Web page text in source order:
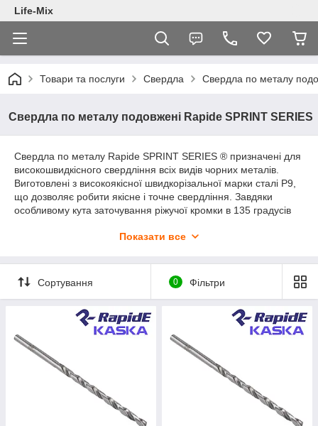
Life-Mix
Товари та послуги Свердла Свердла по металу
Свердла по металу подовжені Rapide SPRINT SERIES
Свердла по металу Rapide SPRINT SERIES ® призначені для
високошвидкісного свердління всіх видів чорних металів.
Виготовлені з високоякісної швидкорізальної марки сталі Р9,
що дозволяє робити якісне і точне свердління. Завдяки
особливому кута заточування ріжучої кромки в 135 градусів
своєму сегменті . Мають дуже довгий термін служби при
Підходять для напівпрофесійного і побутового свердління .
Придатні для повторного підгострювання . Ідеально
підходять для свердління тонколистового металу, труб і
Показати все
Сортування 0 Фільтри